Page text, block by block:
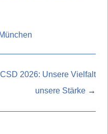
CSD 2026: Unsere Vielfalt
unsere Stärke →